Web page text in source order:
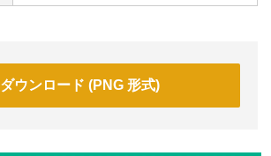
ダウンロード (PNG 形式)